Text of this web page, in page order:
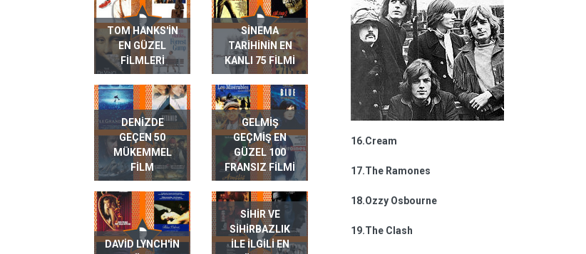
TOM HANKS'IN
EN GÜZEL
FILMLERI
SINEMA
TARIHININ EN
KANLI 75 FILMI
DENIZDE
GEÇEN 50
MÜKEMMEL
FILM
GELMIŞ
GEÇMIŞ EN
GÜZEL 100
FRANSIZ FILMI
DAVID LYNCH'IN
SIHIR VE
SIHIRBAZLIK
ILE ILGILI EN
16.Cream
17.The Ramones
18.Ozzy Osbourne
19.The Clash